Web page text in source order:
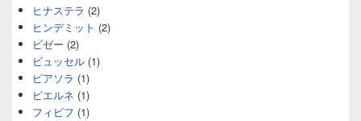
ヒナステラ (2)
ヒンデミット (2)
ビゼー (2)
ビュッセル (1)
ピアソラ (1)
ピエルネ (1)
フィビフ (1)